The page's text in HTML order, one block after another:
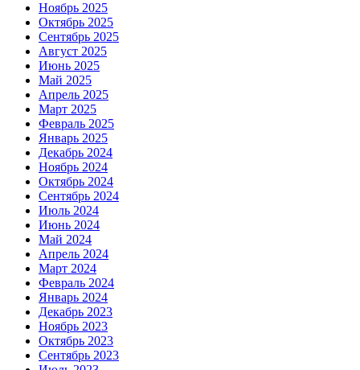
Ноябрь 2025
Октябрь 2025
Сентябрь 2025
Август 2025
Июнь 2025
Май 2025
Апрель 2025
Март 2025
Февраль 2025
Январь 2025
Декабрь 2024
Ноябрь 2024
Октябрь 2024
Сентябрь 2024
Июль 2024
Июнь 2024
Май 2024
Апрель 2024
Март 2024
Февраль 2024
Январь 2024
Декабрь 2023
Ноябрь 2023
Октябрь 2023
Сентябрь 2023